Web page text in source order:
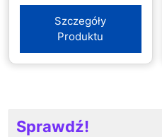
Szczegóły
Produktu
Sprawdź!